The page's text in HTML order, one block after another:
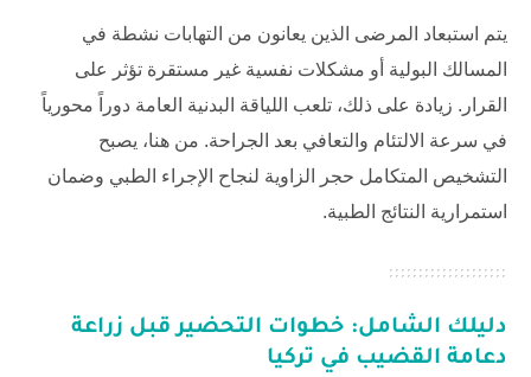
يتم استبعاد المرضى الذين يعانون من التهابات نشطة في
المسالك البولية أو مشكلات نفسية غير مستقرة تؤثر على
القرار. زيادة على ذلك، تلعب اللياقة البدنية العامة دوراً محورياً
في سرعة الالتئام والتعافي بعد الجراحة. من هنا، يصبح
التشخيص المتكامل حجر الزاوية لنجاح الإجراء الطبي وضمان
استمرارية النتائج الطبية.
دليلك الشامل: خطوات التحضير قبل زراعة
دعامة القضيب في تركيا